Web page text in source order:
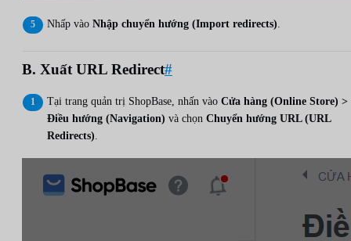
Nhấp vào Nhập chuyển hướng (Import redirects)
B. Xuất URL Redirect#
Tại trang quản trị ShopBase, nhấn vào Cửa hàng (Online Store) >
Điều hướng (Navigation) và chọn Chuyển hướng URL (URL
Redirects)